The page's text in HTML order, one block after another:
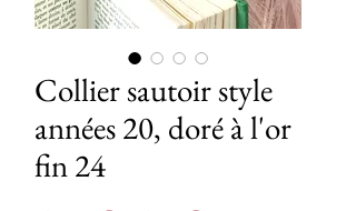
Collier sautoir style
années 20, doré à l'or
fin 24